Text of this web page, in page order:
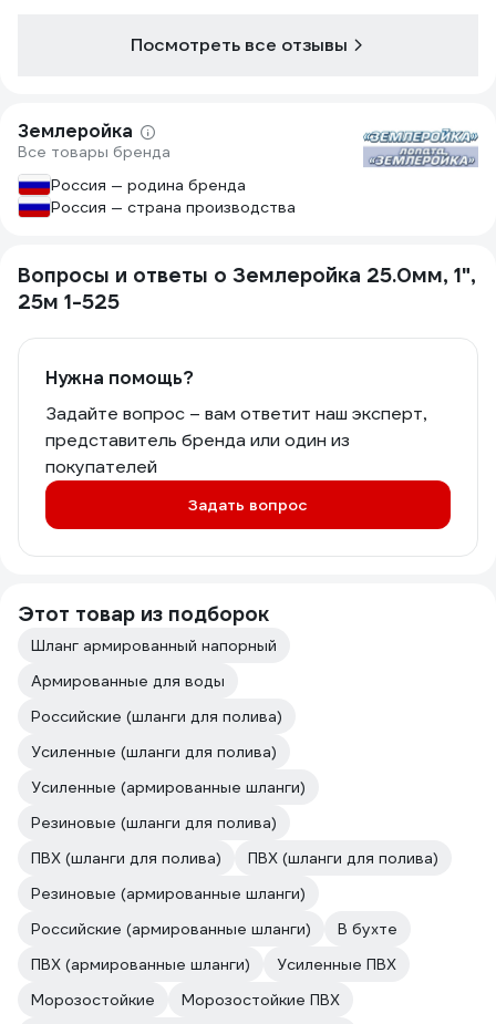
Посмотреть все отзывы
Землеройка
Все товары бренда
Россия — родина бренда
Россия — страна производства
Вопросы и ответы о Землеройка 25.0мм, 1",
25м 1-525
Нужна помощь?
Задайте вопрос – вам ответит наш эксперт,
представитель бренда или один из
покупателей
Задать вопрос
Этот товар из подборок
Шланг армированный напорный
Армированные для воды
Российские (шланги для полива)
Усиленные (шланги для полива)
Усиленные (армированные шланги)
Резиновые (шланги для полива)
ПВХ (шланги для полива)
ПВХ (шланги для полива)
Резиновые (армированные шланги)
Российские (армированные шланги)
В бухте
ПВХ (армированные шланги)
Усиленные ПВХ
Морозостойкие
Морозостойкие ПВХ